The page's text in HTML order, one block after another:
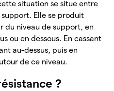
situation se situe entre
Elle se produit
du niveau de support, en
ou en dessous. En cassant
au-dessus, puis en
de ce niveau.
?